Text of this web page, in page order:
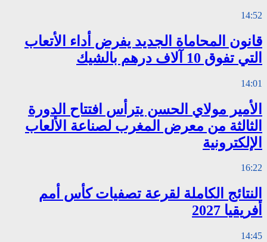
14:52
قانون المحاماة الجديد يفرض أداء الأتعاب
التي تفوق 10 آلاف درهم بالشيك
14:01
الأمير مولاي الحسن يترأس افتتاح الدورة
الثالثة من معرض المغرب لصناعة الألعاب
الإلكترونية
16:22
النتائج الكاملة لقرعة تصفيات كأس أمم
أفريقيا 2027
14:45